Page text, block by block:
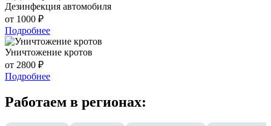
Дезинфекция автомобиля
от 1000 ₽
Подробнее
Уничтожение кротов
от 2800 ₽
Подробнее
Работаем в регионах: